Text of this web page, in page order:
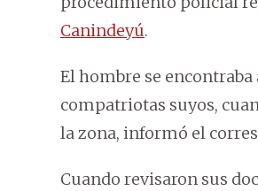
Canindeyú.
El hombre se
compatriotas suyos,
la zona, informó el
Cuando revisaron sus